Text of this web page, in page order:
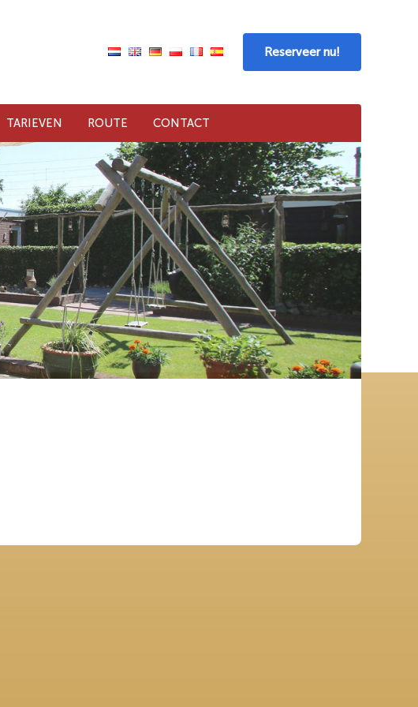
Reserveer nu!
TARIEVEN ROUTE CONTACT